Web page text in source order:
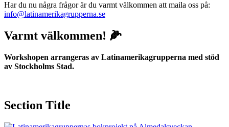
Har du nu några frågor är du varmt välkommen att maila oss på:
info@latinamerikagrupperna.se
Varmt välkommen! 🌽
Workshopen arrangeras av Latinamerikagrupperna med stöd
av Stockholms Stad.
Section Title